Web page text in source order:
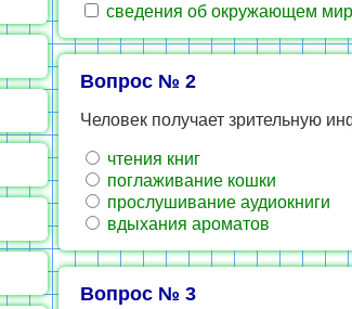
сведения об окружающем
Вопрос № 2
Человек получает зрительную
чтения книг
поглаживание кошки
прослушивание аудиокниги
вдыхания ароматов
Вопрос № 3